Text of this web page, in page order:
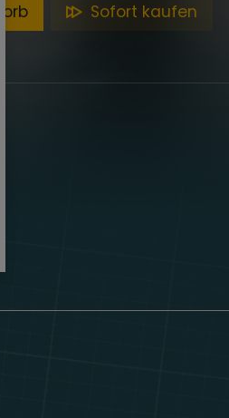
Sofort kaufen